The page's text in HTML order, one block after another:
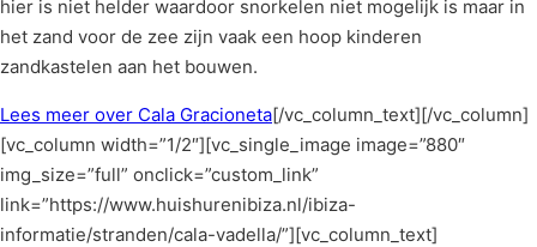
hier is niet helder waardoor snorkelen niet mogelijk is maar in
het zand voor de zee zijn vaak een hoop kinderen
zandkastelen aan het bouwen.
Lees meer over Cala Gracioneta[/vc_column_text][/vc_column]
[vc_column width=”1/2″][vc_single_image image=”880″
img_size=”full” onclick=”custom_link”
link=”https://www.huishurenibiza.nl/ibiza-
informatie/stranden/cala-vadella/”][vc_column_text]